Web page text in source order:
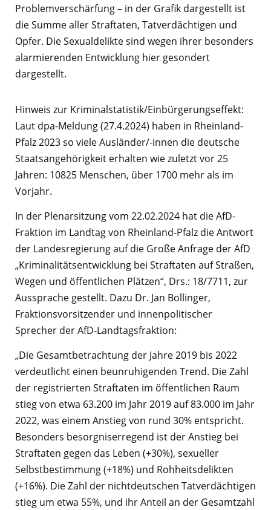
Problemverschärfung – in der Grafik dargestellt ist
die Summe aller Straftaten, Tatverdächtigen und
Opfer. Die Sexualdelikte sind wegen ihrer besonders
alarmierenden Entwicklung hier gesondert
dargestellt.
Hinweis zur Kriminalstatistik/Einbürgerungseffekt:
Laut dpa-Meldung (27.4.2024) haben in Rheinland-
Pfalz 2023 so viele Ausländer/-innen die deutsche
Staatsangehörigkeit erhalten wie zuletzt vor 25
Jahren: 10825 Menschen, über 1700 mehr als im
Vorjahr.
In der Plenarsitzung vom 22.02.2024 hat die AfD-
Fraktion im Landtag von Rheinland-Pfalz die Antwort
der Landesregierung auf die Große Anfrage der AfD
„Kriminalitätsentwicklung bei Straftaten auf Straßen,
Wegen und öffentlichen Plätzen“, Drs.: 18/7711, zur
Aussprache gestellt. Dazu Dr. Jan Bollinger,
Fraktionsvorsitzender und innenpolitischer
Sprecher der AfD-Landtagsfraktion:
„Die Gesamtbetrachtung der Jahre 2019 bis 2022
verdeutlicht einen beunruhigenden Trend. Die Zahl
der registrierten Straftaten im öffentlichen Raum
stieg von etwa 63.200 im Jahr 2019 auf 83.000 im Jahr
2022, was einem Anstieg von rund 30% entspricht.
Besonders besorgniserregend ist der Anstieg bei
Straftaten gegen das Leben (+30%), sexueller
Selbstbestimmung (+18%) und Rohheitsdelikten
(+16%). Die Zahl der nichtdeutschen Tatverdächtigen
stieg um etwa 55%, und ihr Anteil an der Gesamtzahl